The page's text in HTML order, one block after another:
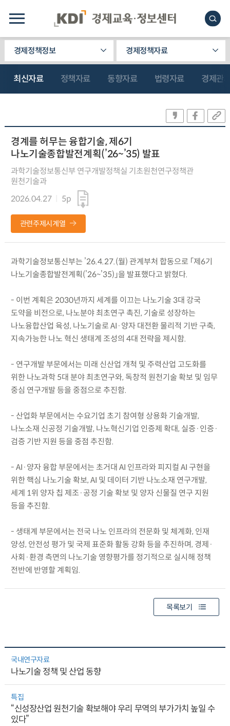
경제정책정보 경제정책자료
최신자료 정책자료 동향자료 법령자료 경제관
경계를 허무는 융합기술, 제6기
나노기술종합발전계획(’26~’35) 발표
과학기술정보통신부 연구개발정책실 기초원천연구정책관
원천기술과
2026.04.27
5p
관련주제시계열
과학기술정보통신부는 ’26.4.27.(월) 관계부처 합동으로 「제6기
나노기술종합발전계획(’26~’35)」을 발표했다고 밝혔다.
- 이번 계획은 2030년까지 세계를 이끄는 나노기술 3대 강국
도약을 비전으로, 나노분야 최초연구 촉진, 기술로 성장하는
나노융합산업 육성, 나노기술로 AI·양자 대전환 물리적 기반 구축,
지속가능한 나노 혁신 생태계 조성의 4대 전략을 제시함.
- 연구개발 부문에서는 미래 신산업 개척 및 주력산업 고도화를
위한 나노과학 5대 분야 최초연구와, 독창적 원천기술 확보 및 임무
중심 연구개발 등을 중점으로 추진함.
- 산업화 부문에서는 수요기업 초기 참여형 상용화 기술개발,
나노소재 신공정 기술개발, 나노혁신기업 인증제 확대, 실증·인증·
검증 기반 지원 등을 중점 추진함.
- AI·양자 융합 부문에서는 초거대 AI 인프라와 피지컬 AI 구현을
위한 핵심 나노기술 확보, AI 및 데이터 기반 나노소재 연구개발,
세계 1위 양자 칩 제조·공정 기술 확보 및 양자 신물질 연구 지원
등을 추진함.
- 생태계 부문에서는 전국 나노 인프라의 전문화 및 체계화, 인재
양성, 안전성 평가 및 국제 표준화 활동 강화 등을 추진하며, 경제·
사회·환경 측면의 나노기술 영향평가를 정기적으로 실시해 정책
전반에 반영할 계획임.
목록보기
국내연구자료
나노기술 정책 및 산업 동향
특집
“신성장산업 원천기술 확보해야 우리 무역의 부가가치 높일 수
있다”